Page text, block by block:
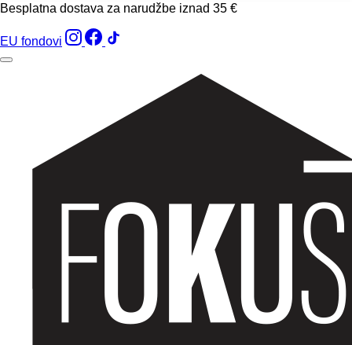
Besplatna dostava za narudžbe iznad 35 €
EU fondovi